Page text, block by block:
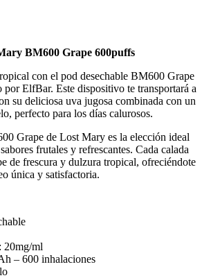
BM600 Grape 600puffs
con el pod desechable BM600 Grape
ElfBar. Este dispositivo te transportará a
su deliciosa uva jugosa combinada con un
perfecto para los días calurosos.
Grape de Lost Mary es la elección ideal
frutales y refrescantes. Cada calada
de frescura y dulzura tropical, ofreciéndote
única y satisfactoria.
20mg/ml
– 600 inhalaciones